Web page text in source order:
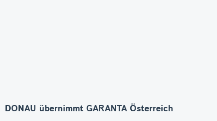
DONAU übernimmt GARANTA Österreich